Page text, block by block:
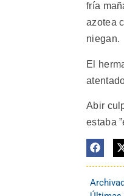
fría
azotea
niegan.
El
Abir
estaba